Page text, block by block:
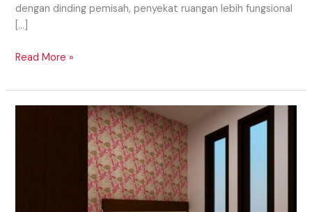
dengan dinding pemisah, penyekat ruangan lebih fungsional
[…]
Read More »